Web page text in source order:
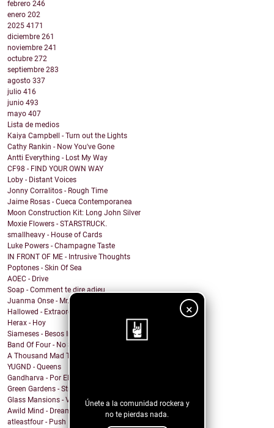
×
Únete a la comunidad rockera y
no te pierdas nada.
febrero 246
enero 202
2025 4171
diciembre 261
noviembre 241
octubre 272
septiembre 283
agosto 337
julio 416
junio 493
mayo 407
Lista de medios
Kaiya Campbell - Turn out the Lights
Cathy Rankin - Now You've Gone
Antti Everything - Lost My Way
CF98 - FIND YOUR OWN WAY
Loby - Distant Voices
Jonny Corralitos - Rough Time
Jaime Rosas - Cueca Contemporanea
Moon Construction Kit: Long John Silver
Moxie Flowers - STARSTRUCK.
smallheavy - House of Cards
Luke Powers - Champagne Taste
IN FRONT OF ME - Intrusive Thoughts
Poptones - Skin Of Sea
AOEC - Drive
Soap - Comment te dire adieu
Juanma Onse - Mr. Robot
Hallowed - Extraordinary Boy
Herax - Hoy
Siameses - Besos Inconexos
Band Of Four - No Sound
A Thousand Mad Things - Girl
YUGND - Queens
Gandharva - Por El Rockanroll
Green Gardens - Stroom
Glass Mansions - VIOLET
Awild Mind - Dreamer
atleastfour - Push